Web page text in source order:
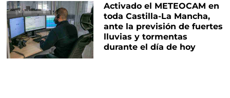
Activado el METEOCAM en
toda Castilla-La Mancha,
ante la previsión de fuertes
lluvias y tormentas
durante el día de hoy